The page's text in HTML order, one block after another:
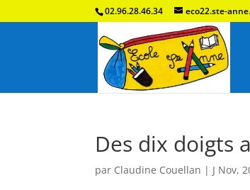
02.96.28.46.34 eco22.ste-
Des dix doigts
par Claudine Couellan | J Nov,